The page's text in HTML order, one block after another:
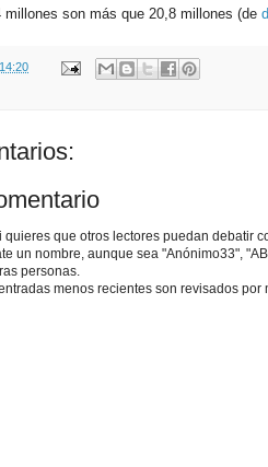
millones son más que 20,8 millones (de
14:20
quieres que otros lectores puedan debatir
un nombre, aunque sea "Anónimo33",
personas.
menos recientes son revisados por